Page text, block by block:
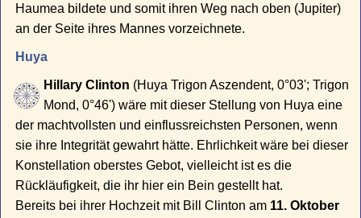
Haumea bildete und somit ihren Weg nach oben (Jupiter)
an der Seite ihres Mannes vorzeichnete.
Huya
Hillary Clinton (Huya Trigon Aszendent, 0°03'; Trigon
Mond, 0°46') wäre mit dieser Stellung von Huya eine
der machtvollsten und einflussreichsten Personen, wenn
sie ihre Integrität gewahrt hätte. Ehrlichkeit wäre bei dieser
Konstellation oberstes Gebot, vielleicht ist es die
Rückläufigkeit, die ihr hier ein Bein gestellt hat.
Bereits bei ihrer Hochzeit mit Bill Clinton am 11. Oktober